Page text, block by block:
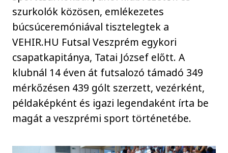
szurkolók közösen, emlékezetes
búcsúceremóniával tisztelegtek a
VEHIR.HU Futsal Veszprém egykori
csapatkapitánya, Tatai József előtt. A
klubnál 14 éven át futsalozó támadó 349
mérkőzésen 439 gólt szerzett, vezérként,
példaképként és igazi legendaként írta be
magát a veszprémi sport történetébe.